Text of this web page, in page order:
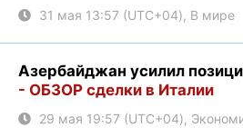
31 мая 13:57 (UTC+04), В мире
Азербайджан усилил
- ОБЗОР сделки в Италии
29 мая 19:57 (UTC+04),